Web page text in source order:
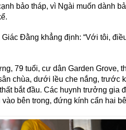
bảo tháp, vì Ngài muốn dành
Đằng khẳng định: “Với tôi,
79 tuổi, cư dân Garden Grove,
chùa, dưới lều che nắng, trước
bắt đầu. Các huynh trưởng gia
bên trong, đứng kính cẩn hai